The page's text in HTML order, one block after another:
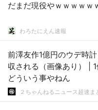
だまだ現役やｗｗｗｗｗ
わろたにえん速報
前澤友作1億円のウデ時
収される（画像あり） | 1億円の腕時計って
どういう事やねん
２ちゃんねるニュース超速ま